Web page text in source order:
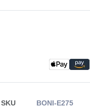
SKU
BONI-E275